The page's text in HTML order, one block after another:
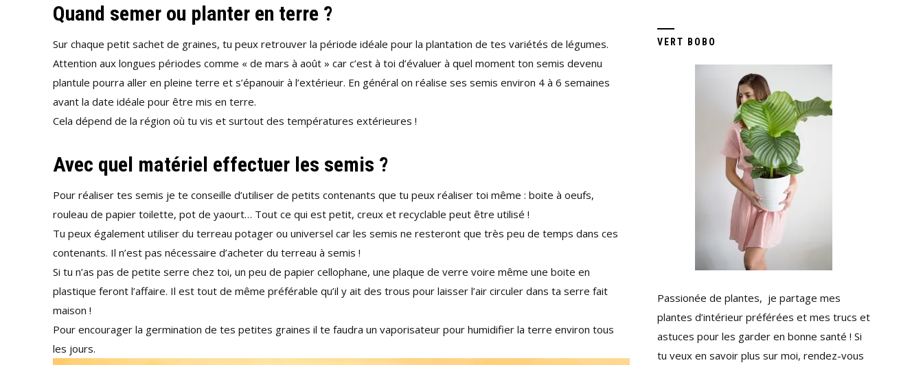
Quand semer ou planter en terre ?
Sur chaque petit sachet de graines, tu peux retrouver la période idéale pour la plantation de tes variétés de légumes.
Attention aux longues périodes comme « de mars à août » car c’est à toi d’évaluer à quel moment ton semis devenu
plantule pourra aller en pleine terre et s’épanouir à l’extérieur. En général on réalise ses semis environ 4 à 6 semaines
avant la date idéale pour être mis en terre.
Cela dépend de la région où tu vis et surtout des températures extérieures !
Avec quel matériel effectuer les semis ?
Pour réaliser tes semis je te conseille d’utiliser de petits contenants que tu peux réaliser toi même : boite à oeufs,
rouleau de papier toilette, pot de yaourt… Tout ce qui est petit, creux et recyclable peut être utilisé !
Tu peux également utiliser du terreau potager ou universel car les semis ne resteront que très peu de temps dans ces
contenants. Il n’est pas nécessaire d’acheter du terreau à semis !
Si tu n’as pas de petite serre chez toi, un peu de papier cellophane, une plaque de verre voire même une boite en
plastique feront l’affaire. Il est tout de même préférable qu’il y ait des trous pour laisser l’air circuler dans ta serre fait
maison !
Pour encourager la germination de tes petites graines il te faudra un vaporisateur pour humidifier la terre environ tous
les jours.
VERT BOBO
Passionée de plantes, je partage mes
plantes d’intérieur préférées et mes trucs et
astuces pour les garder en bonne santé ! Si
tu veux en savoir plus sur moi, rendez-vous